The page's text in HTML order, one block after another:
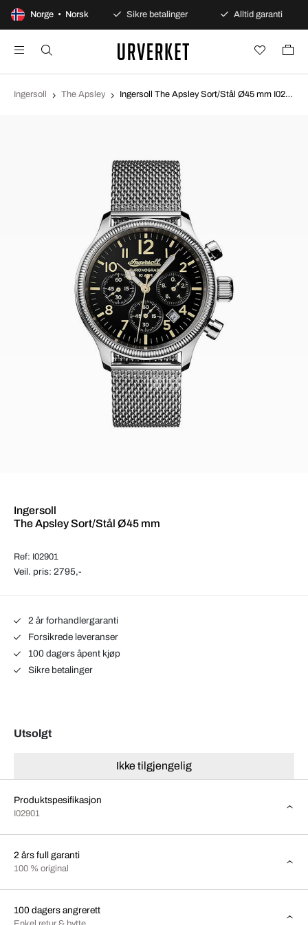
Norge • Norsk
dagers åpent kjøp Sikre betalinger Alltid garanti
Ingersoll The Apsley Ingersoll The Apsley Sort/Stål Ø45 mm I02901
Ingersoll
The Apsley Sort/Stål Ø45 mm
Ref: I02901
Veil. pris: 2795,-
2 år forhandlergaranti
Forsikrede leveranser
100 dagers åpent kjøp
Sikre betalinger
Utsolgt
Ikke tilgjengelig
Produktspesifikasjon
I02901
2 års full garanti
100 % original
100 dagers angrerett